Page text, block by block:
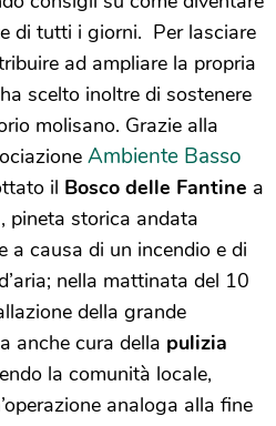
di tutti i giorni. Per lasciare
ad ampliare la propria
scelto inoltre di sostenere
molisano. Grazie alla
Ambiente Basso
il Bosco delle Fantine a
pineta storica andata
a causa di un incendio e di
nella mattinata del 10
della grande
anche cura della pulizia
la comunità locale,
analoga alla fine